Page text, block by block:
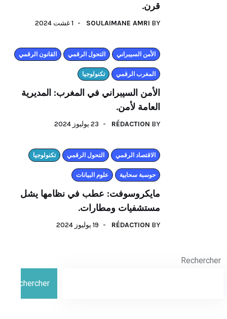
قرن.
BY
SOULAIMANE AMRI 1 غشت 2024
الأمن السيبراني التحول الرقمي القانون الرقمي
المغرب الرقمي تكنولوجيا
الأمن السيبراني في المغرب: المديرية
العامة لأمن.
BY
RÉDACTION 23 يوليوز 2024
اﻻقتصاد الرقمي التحول الرقمي تكنولوجيا
حوسبة سحابية علوم البيانات
مايكروسوفت: عطب في نظامها يشل
مستشفيات ومطارات.
BY
RÉDACTION 19 يوليوز 2024
Rechercher
Rechercher